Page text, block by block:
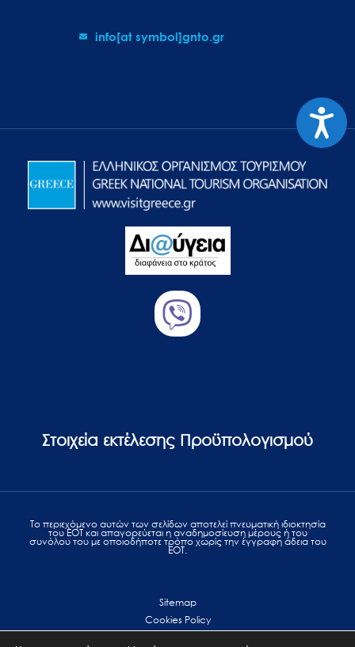
info[at symbol]gnto.gr
Στοιχεία εκτέλεσης Προϋπολογισμού
Το περιεχόμενο αυτών των σελίδων αποτελεί πvευματική ιδιοκτησία
του ΕΟΤ και απαγορεύεται η αναδημοσίευση μέρους ή του
συνόλου του με οποιοδήποτε τρόπο χωρίς την έγγραφη άδεια του
ΕΟΤ.
Sitemap
Cookies Policy